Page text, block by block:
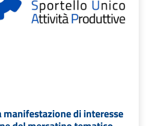
manifestazione di interesse